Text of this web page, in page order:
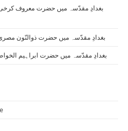
بغدادِ مقدّسہ میں حضرت معروف کرخی
بغدادِ مقدّسہ میں حضرت ذوالنّون مصری
بغدادِ مقدّسہ میں حضرت ابراہیم